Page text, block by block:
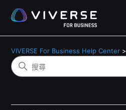
VIVERSE For Business Help Center